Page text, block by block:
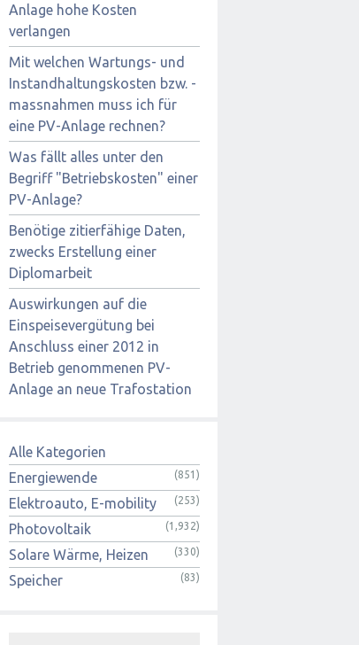
Anlage hohe Kosten
verlangen
Mit welchen Wartungs- und
Instandhaltungskosten bzw. -
massnahmen muss ich für
eine PV-Anlage rechnen?
Was fällt alles unter den
Begriff "Betriebskosten" einer
PV-Anlage?
Benötige zitierfähige Daten,
zwecks Erstellung einer
Diplomarbeit
Auswirkungen auf die
Einspeisevergütung bei
Anschluss einer 2012 in
Betrieb genommenen PV-
Anlage an neue Trafostation
Alle Kategorien
Energiewende
(851)
Elektroauto, E-mobility (253)
Photovoltaik (1,932)
Solare Wärme, Heizen (330)
Speicher (83)